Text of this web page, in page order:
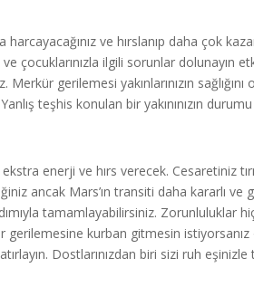
ve hırslanıp daha çok
çocuklarınızla ilgili sorunlar dolunayın
Merkür gerilemesi yakınlarınızın
teşhis konulan bir yakınınızın
enerji ve hırs verecek. Cesaretiniz
ancak Mars’ın transiti daha kararlı
tamamlayabilirsiniz. Zorunluluklar
gerilemesine kurban gitmesin istiyorsanız
Dostlarınızdan biri sizi ruh eşinizle